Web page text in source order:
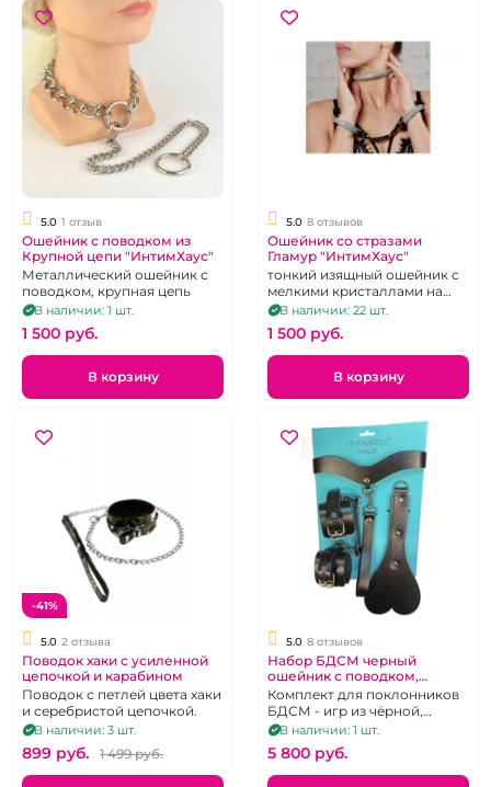
5.0 1 отзыв
Ошейник с поводком из
Крупной цепи "ИнтимХаус"
Металлический ошейник с
поводком, крупная цепь
В наличии: 1 шт.
1 500 pуб.
В корзину
5.0 8 отзывов
Ошейник со стразами
Гламур "ИнтимХаус"
тонкий изящный ошейник с
мелкими кристаллами на
длинном поводке
В наличии: 22 шт.
1 500 pуб.
В корзину
-41%
5.0 2 отзыва
Поводок хаки с усиленной
цепочкой и карабином
Поводок с петлей цвета хаки
и серебристой цепочкой.
В наличии: 3 шт.
899 pуб. 1 499 pуб.
5.0 8 отзывов
Набор БДСМ черный
ошейник с поводком,
наручники, шлепалка
"ИнтимХаус"
Комплект для поклонников
БДСМ - игр из чёрной,
натуральной кожи:
наручники WildCat, ошейник
премиум, паддл "шлепай-ка
сердце любимого", петля -
В наличии: 1 шт.
5 800 pуб.